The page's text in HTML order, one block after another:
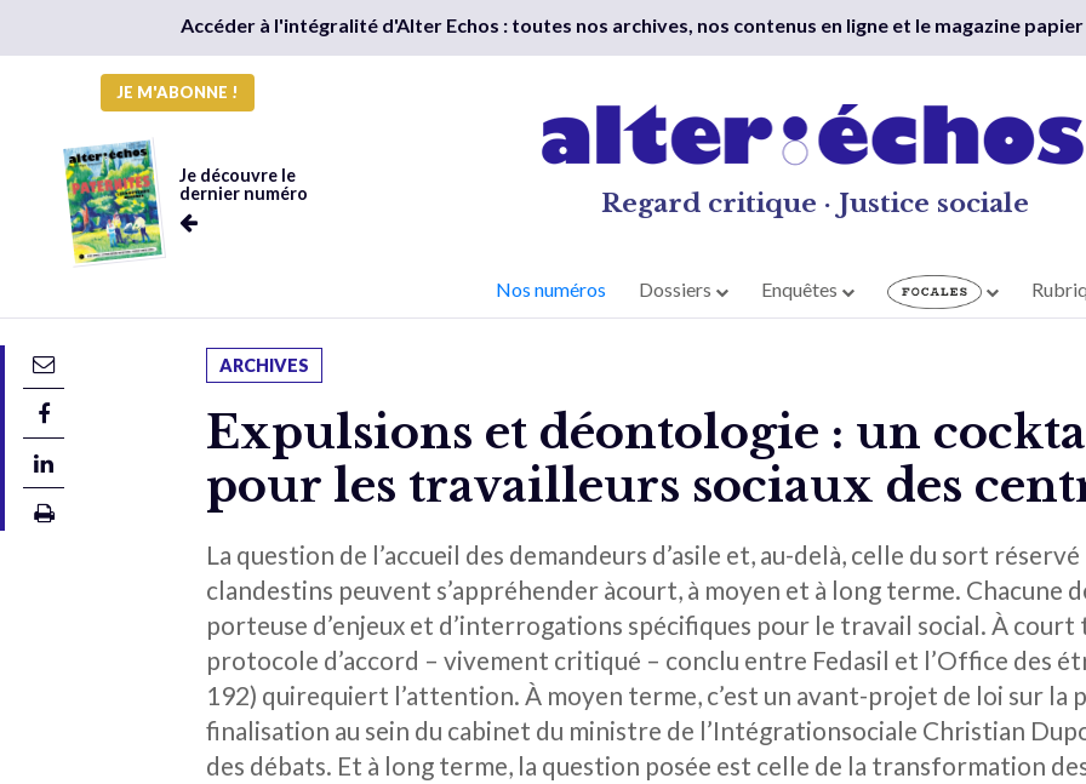
Accéder à l'intégralité d'Alter Echos : toutes nos archives, nos contenus en ligne et le magazine
JE M'ABONNE !
Je découvre le
dernier numéro
Regard critique · Justice sociale
Nos numéros Dossiers Enquêtes
ARCHIVES
Expulsions et déontologie : un
pour les travailleurs sociaux des
La question de l’accueil des demandeurs d’asile et, au-delà, celle du sort
clandestins peuvent s’appréhender àcourt, à moyen et à long terme. Chacune
porteuse d’enjeux et d’interrogations spécifiques pour le travail social. À court
protocole d’accord – vivement critiqué – conclu entre Fedasil et l’Office des
192) quirequiert l’attention. À moyen terme, c’est un avant-projet de loi sur la
finalisation au sein du cabinet du ministre de l’Intégrationsociale Christian
des débats. Et à long terme, la question posée est celle de la transformation